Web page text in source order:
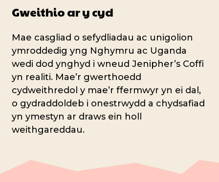
Gweithio ar y cyd
Mae casgliad o sefydliadau ac unigolion
ymroddedig yng Nghymru ac Uganda
wedi dod ynghyd i wneud Jenipher’s Coffi
yn realiti. Mae’r gwerthoedd
cydweithredol y mae’r ffermwyr yn ei dal,
o gydraddoldeb i onestrwydd a chydsafiad
yn ymestyn ar draws ein holl
weithgareddau.